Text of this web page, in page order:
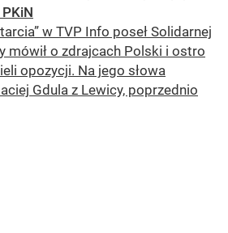
w TVP Info poseł Solidarnej
mówił o zdrajcach Polski i ostro
opozycji. Na jego słowa
Gdula z Lewicy, poprzednio